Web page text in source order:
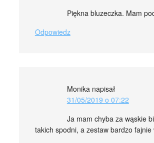
Piękna bluzeczka. Mam
Odpowiedz
Monika napisał
31/05/2019 o 07:22
Ja mam chyba za wąskie
takich spodni, a zestaw bardzo fajnie